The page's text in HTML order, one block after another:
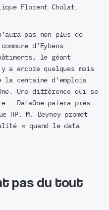
Florent Cholat.
pas non plus de
d’Eybens.
le géant
a encore quelques mois
la centaine d’emplois
Une différence qui se
DataOne paiera près
HP. M. Beyney promet
«quand le data
pas du tout